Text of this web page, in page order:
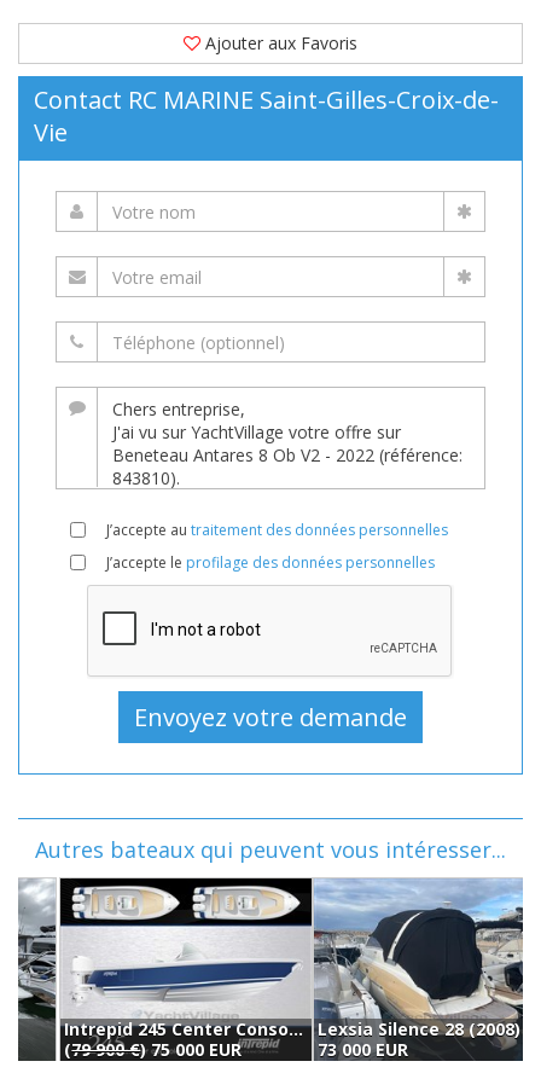
Ajouter aux Favoris
Contact RC MARINE Saint-Gilles-Croix-de-
Vie
J’accepte au traitement des données personnelles
J’accepte le profilage des données personnelles
Autres bateaux qui peuvent vous intéresser...
Intrepid 245 Center Console (2012)
79 900 €) 75 000 EUR
Lexsia Silence 28 (2008)
73 000 EUR